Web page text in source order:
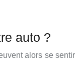
auto ?
alors se